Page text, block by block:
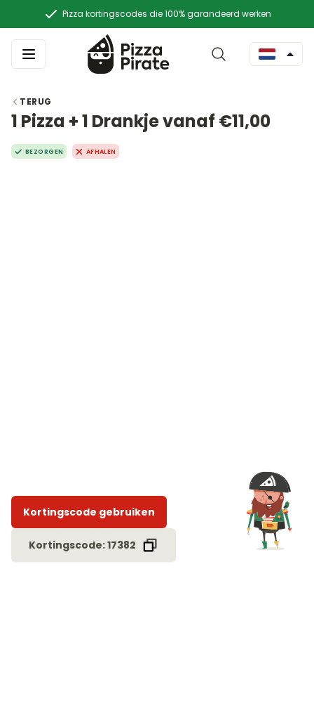
Pizza kortingscodes die 100% garandeerd werken
TERUG
1 Pizza + 1 Drankje vanaf €11,00
BEZORGEN AFHALEN
Kortingscode gebruiken
Kortingscode: 17382